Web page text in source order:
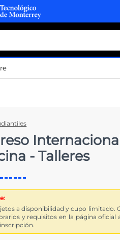
- Talleres
a disponibilidad y cupo limitado.
y requisitos en la página oficial